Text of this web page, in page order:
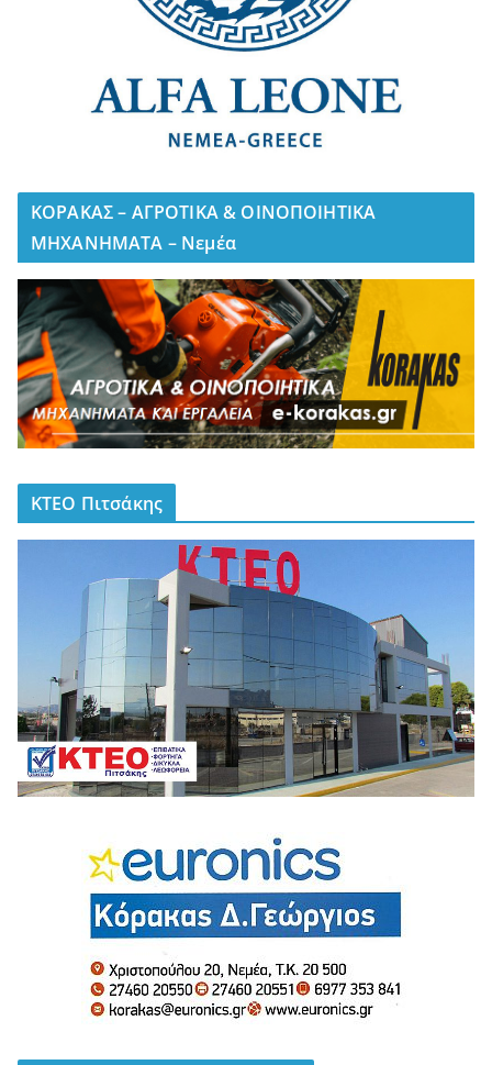
ΚΟΡΑΚΑΣ – ΑΓΡΟΤΙΚΑ & ΟΙΝΟΠΟΙΗΤΙΚΑ
ΜΗΧΑΝΗΜΑΤΑ – Νεμέα
ΚΤΕΟ Πιτσάκης